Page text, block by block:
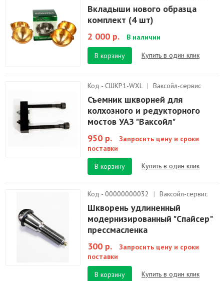
Вкладыши нового образца
комплект (4 шт)
2 000 р.
В наличии
В корзину Купить в один клик
Код - СШКР1-WXL | Ваксойл-сервис
Съемник шкворней для
колхозного и редукторного
мостов УАЗ "Ваксойл"
950 р.
Запросить цену и сроки
поставки
В корзину
Купить в один клик
Код - 00000000032 | Ваксойл-сервис
Шкворень удлиненный
модернизированный "Спайсер"
прессмасленка
300 р.
Запросить цену и сроки
поставки
В корзину
Купить в один клик